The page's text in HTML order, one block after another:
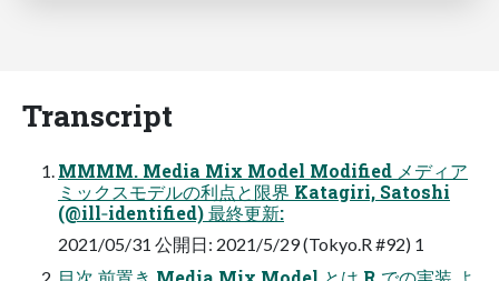
Transcript
MMMM. Media Mix Model Modified メディア
ミックスモデルの利点と限界 Katagiri, Satoshi
(@ill‑identified) 最終更新:
2021/05/31 公開日: 2021/5/29 (Tokyo.R #92) 1